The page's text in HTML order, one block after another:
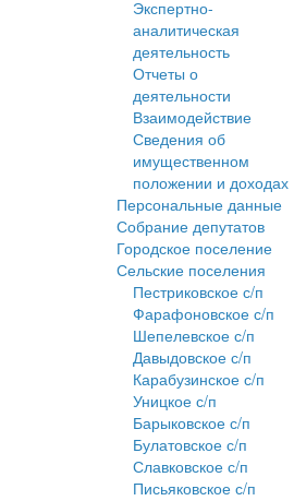
Экспертно-
аналитическая
деятельность
Отчеты о
деятельности
Взаимодействие
Сведения об
имущественном
положении и доходах
Персональные данные
Собрание депутатов
Городское поселение
Сельские поселения
Пестриковское с/п
Фарафоновское с/п
Шепелевское с/п
Давыдовское с/п
Карабузинское с/п
Уницкое с/п
Барыковское с/п
Булатовское с/п
Славковское с/п
Письяковское с/п